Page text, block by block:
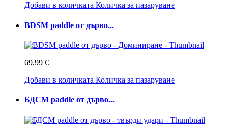
Добави в количката Количка за пазаруване
BDSM paddle от дърво...
69,99 €
Добави в количката Количка за пазаруване
БДСМ paddle от дърво...